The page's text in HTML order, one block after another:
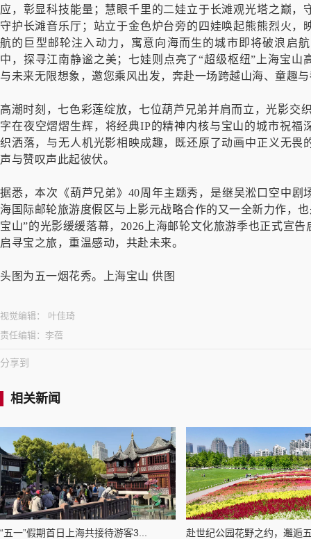
应，彰显科技能量；慧眼千里的二娃立于长滩观光塔之巅
守护长滩音乐厅；站立于金色炉台旁的四娃唤起熊熊烈火
航的巨型邮轮注入动力，寓意向海而生的城市即将破浪启
中，探寻江南静谧之美；七娃则点亮了“超级枢纽”上海宝
与未来无限想象，邀您乘风出发，奔赴一场跨越山海、童趣
高潮时刻，七色彩莲绽放，七位葫芦兄弟并肩而立，光影交
字在夜空熠熠生辉，将经典IP的精神内核与宝山的城市祝
织洒落，与无人机光影相映成趣，既还原了动画中正义无
声与赞叹声此起彼伏。
据悉，本次《葫芦兄弟》40周年主题秀，是继吴淞口空中
海国际邮轮旅游度假区与上影元战略合作的又一全新力作，
宝山”的光影缓缓落幕，2026上海邮轮文化旅游季也正式宣
启寻宝之旅，重温感动，共赴未来。
头图为五一烟花秀。上海宝山 供图
视觉编辑：
叶佳琦
责任编辑： 李蓓
分享到
相关新闻
“五一”假期首日上海共接待游客3... 赴世纪公园花野之约，邂逅